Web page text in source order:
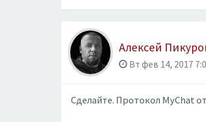
Алексей
Вт фев 14, 2017
Сделайте. Протокол MyChat